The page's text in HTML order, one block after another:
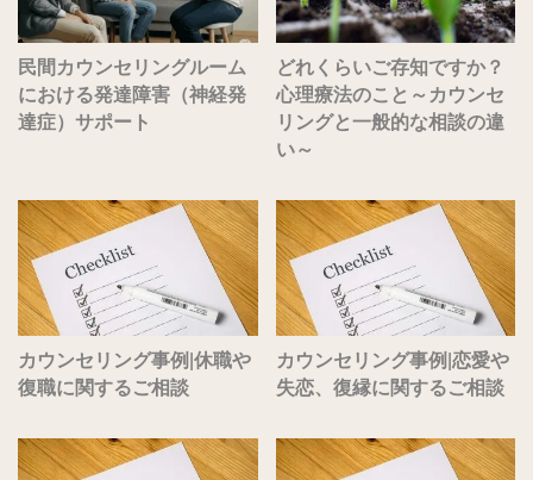
民間カウンセリングルーム
における発達障害（神経発
達症）サポート
どれくらいご存知ですか？
心理療法のこと～カウンセ
リングと一般的な相談の違
い～
カウンセリング事例|休職や
復職に関するご相談
カウンセリング事例|恋愛や
失恋、復縁に関するご相談